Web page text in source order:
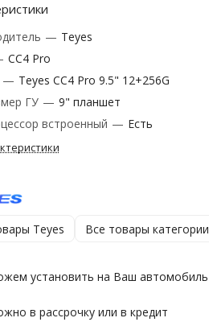
— Teyes
CC4 Pro
— Teyes CC4 Pro 9.5" 12+256G
ГУ — 9" планшет
встроенный — Есть
Teyes Все товары категории
установить на Ваш автомобиль
в рассрочку или в кредит